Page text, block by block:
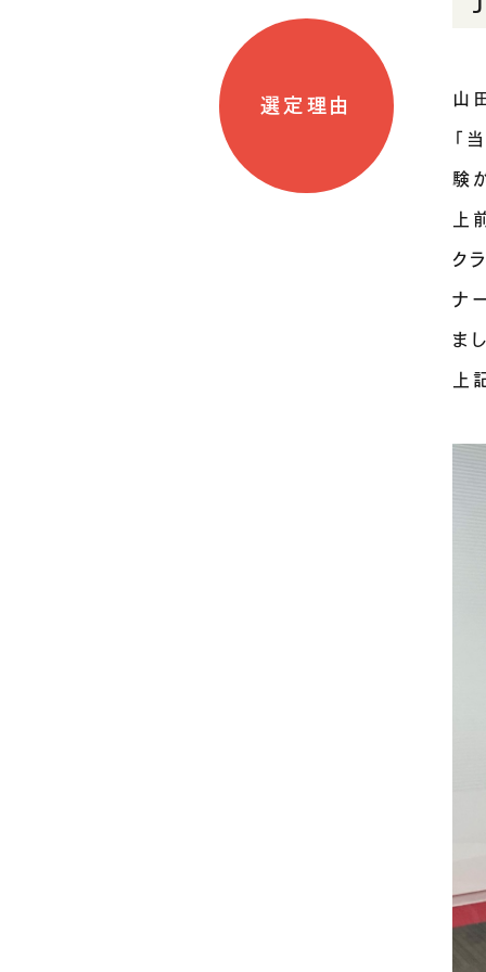
選定理由 山
「
験
上
ク
ナ
ま
上